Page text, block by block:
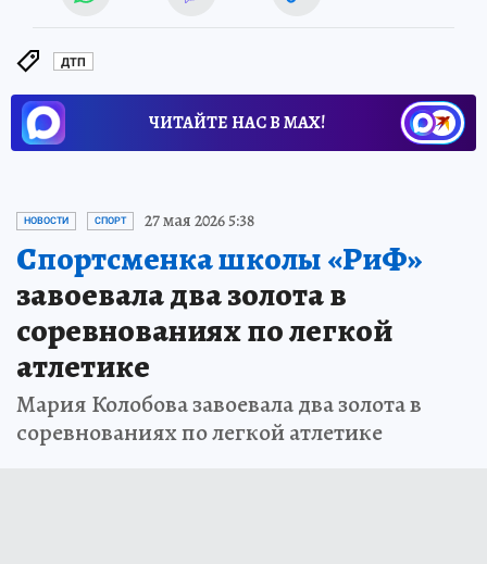
ДТП
ЧИТАЙТЕ НАС В МАХ!
НОВОСТИ СПОРТ 27 мая 2026 5:38
Спортсменка школы «РиФ»
завоевала два золота в
соревнованиях по легкой
атлетике
Мария Колобова завоевала два золота в
соревнованиях по легкой атлетике